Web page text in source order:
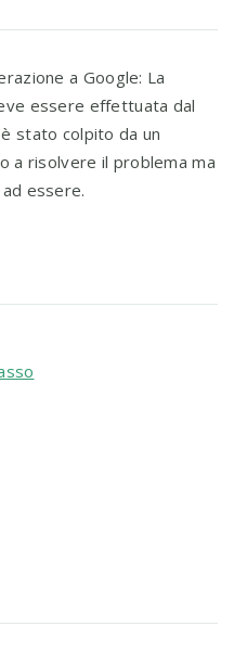
a Google: La
essere effettuata dal
stato colpito da un
a risolvere il problema ma
essere.